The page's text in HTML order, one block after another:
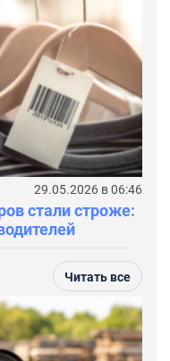
29.05.2026 в 06:46
стали строже:
Читать все